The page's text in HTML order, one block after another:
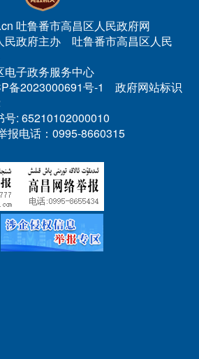
吐鲁番市高昌区人民政府网
民政府主办 吐鲁番市高昌区人民
电子政务服务中心
备2023000691号-1 政府网站标识
号: 65210102000010
报电话：0995-8660315